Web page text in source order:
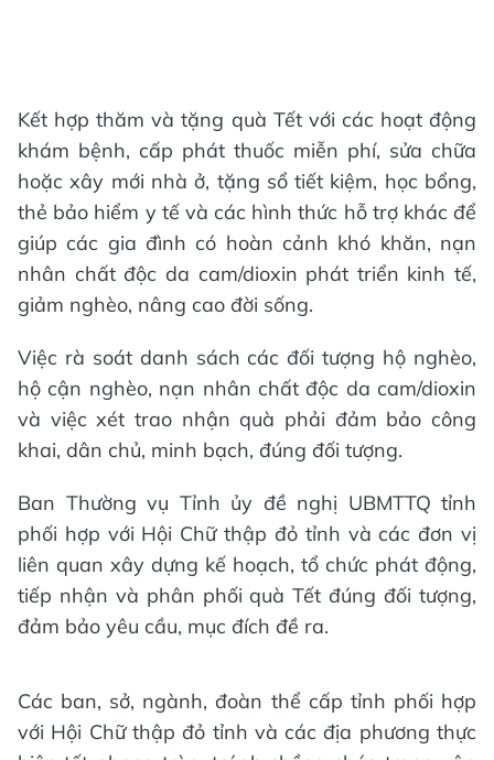
Kết hợp thăm và tặng quà Tết với các hoạt động
khám bệnh, cấp phát thuốc miễn phí, sửa chữa
hoặc xây mới nhà ở, tặng sổ tiết kiệm, học bổng,
thẻ bảo hiểm y tế và các hình thức hỗ trợ khác để
giúp các gia đình có hoàn cảnh khó khăn, nạn
nhân chất độc da cam/dioxin phát triển kinh tế,
giảm nghèo, nâng cao đời sống.
Việc rà soát danh sách các đối tượng hộ nghèo,
hộ cận nghèo, nạn nhân chất độc da cam/dioxin
và việc xét trao nhận quà phải đảm bảo công
khai, dân chủ, minh bạch, đúng đối tượng.
Ban Thường vụ Tỉnh ủy đề nghị UBMTTQ tỉnh
phối hợp với Hội Chữ thập đỏ tỉnh và các đơn vị
liên quan xây dựng kế hoạch, tổ chức phát động,
tiếp nhận và phân phối quà Tết đúng đối tượng,
đảm bảo yêu cầu, mục đích đề ra.
Các ban, sở, ngành, đoàn thể cấp tỉnh phối hợp
với Hội Chữ thập đỏ tỉnh và các địa phương thực